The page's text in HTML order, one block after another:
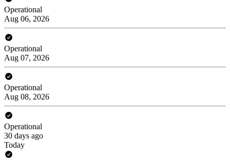
Operational
Aug 06, 2026
Operational
Aug 07, 2026
Operational
Aug 08, 2026
Operational
30 days ago
Today